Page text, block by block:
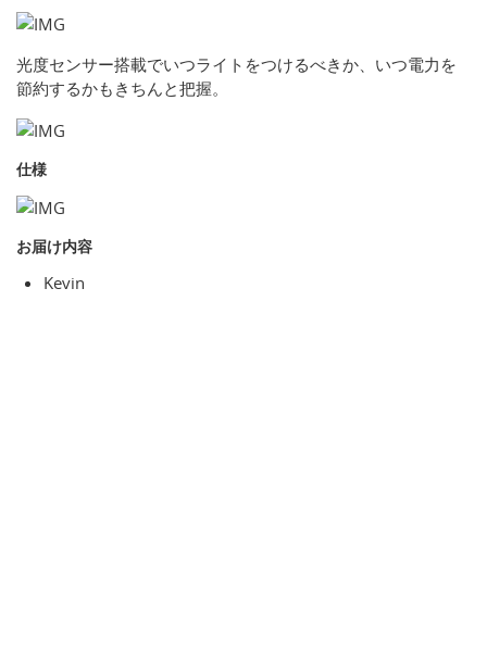
光度センサー搭載でいつライトをつけるべきか、いつ電力を
節約するかもきちんと把握。
仕様
お届け内容
Kevin